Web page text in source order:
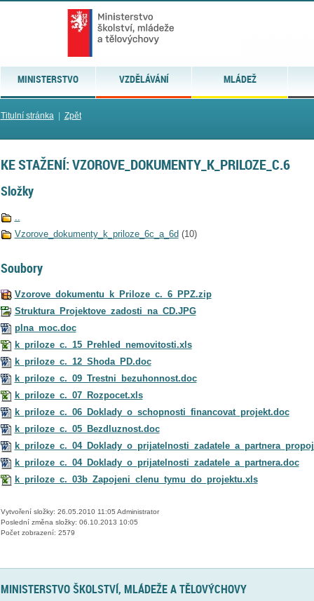
MINISTERSTVO VZDĚLÁVÁNÍ MLÁDEŽ
Titulní stránka| Zpět
KE STAŽENÍ: VZOROVE_DOKUMENTY_K_PRILOZE_C.6
Složky
..
Vzorove_dokumenty_k_priloze_6c_a_6d (10)
Soubory
Vzorove_dokumentu_k_Priloze_c._6_PPZ.zip
Struktura_Projektove_zadosti_na_CD.JPG
plna_moc.doc
k_priloze_c._15_Prehled_nemovitosti.xls
k_priloze_c._12_Shoda_PD.doc
k_priloze_c._09_Trestni_bezuhonnost.doc
k_priloze_c._07_Rozpocet.xls
k_priloze_c._06_Doklady_o_schopnosti_financovat_projekt.doc
k_priloze_c._05_Bezdluznost.doc
k_priloze_c._04_Doklady_o_prijatelnosti_zadatele_a_partnera.doc
k_priloze_c._03b_Zapojeni_clenu_tymu_do_projektu.xls
Vytvoření složky: 26.05.2010 11:05 Administrator
Poslední změna složky: 06.10.2013 10:05
Počet zobrazení: 2579
MINISTERSTVO ŠKOLSTVÍ, MLÁDEŽE A TĚLOVÝCHOVY